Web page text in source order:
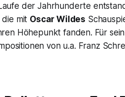
der Jahrhunderte
mit Oscar Wildes
Höhepunkt fanden. Für
von u.a. Franz